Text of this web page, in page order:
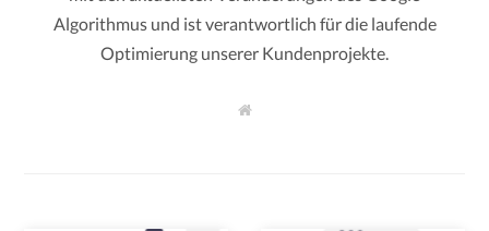
Algorithmus und ist verantwortlich für die laufende
Optimierung unserer Kundenprojekte.
W